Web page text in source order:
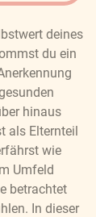
deines
du ein
hinaus
als Elternteil
wie
Umfeld
betrachtet
In dieser